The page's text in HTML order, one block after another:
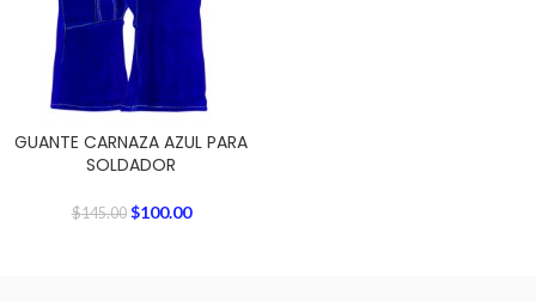
GUANTE CARNAZA AZUL PARA
SOLDADOR
$145.00 $100.00